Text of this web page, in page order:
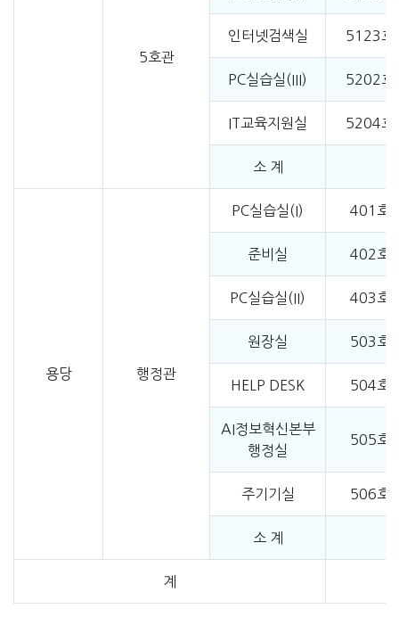
5호관
인터넷검색실 5123호
PC실습실(III) 5202호
IT교육지원실 5204호
소 계
용당 행정관
PC실습실(I) 401호
준비실 402호
PC실습실(II) 403호
원장실 503호
HELP DESK 504호
AI정보혁신본부
행정실
505호
주기기실 506호
소 계
계